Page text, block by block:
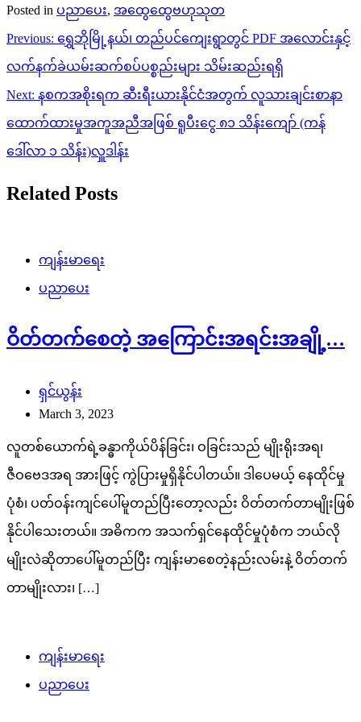
ထောက်ထားမှုအကူအညီအဖြစ် ရူပီးငွေ ၈၁ သိန်းကျော် (ကန်
ဒေါ်လာ ၁ သိန်း)လှူဒါန်း
Related Posts
ကျန်းမာရေး
ရှင်ယွန်း
March 3, 2023
လူတစ်ယောက်ရဲ့ခန္ဓာကိုယ်ပိန်ခြင်း၊ ဝခြင်းသည် မျိုးရိုးအရ၊
ဇီဝဗေဒအရ အားဖြင့် ကွဲပြားမှုရှိနိုင်ပါတယ်။ ဒါပေမယ့် နေထိုင်မှု
ပုံစံ၊ ပတ်ဝန်းကျင်ပေါ်မူတည်ပြီးတော့လည်း ဝိတ်တက်တာမျိုးဖြစ်
နိုင်ပါသေးတယ်။ အဓိကက အသက်ရှင်နေထိုင်မှုပုံစံက ဘယ်လို
မျိုးလဲဆိုတာပေါ်မူတည်ပြီး ကျန်းမာစေတဲ့နည်းလမ်းနဲ့ ဝိတ်တက်
တာမျိုးလား၊ […]
ကျန်းမာရေး
ပညာပေး